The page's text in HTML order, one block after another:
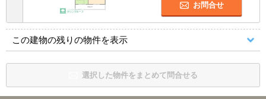
お問合せ
この建物の残りの物件を表示
選択した物件をまとめて問合せる